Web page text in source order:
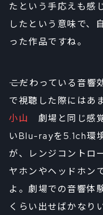
たという手応えも感
したという意味で、
った作品ですね。
――こだわっている音
で視聴した際にはあ
小山 劇場と同じ感
いBlu-rayを5.1ch環
が、レンジコントロ
ヤホンやヘッドホン
よ。劇場での音響体
くらい出せばかなり